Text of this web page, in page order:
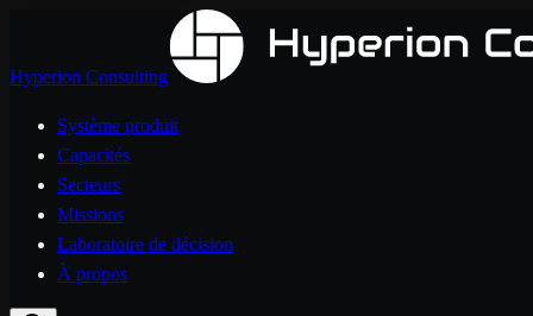
Hyperion Consulting
Système produit
Capacités
Secteurs
Missions
Laboratoire de décision
À propos